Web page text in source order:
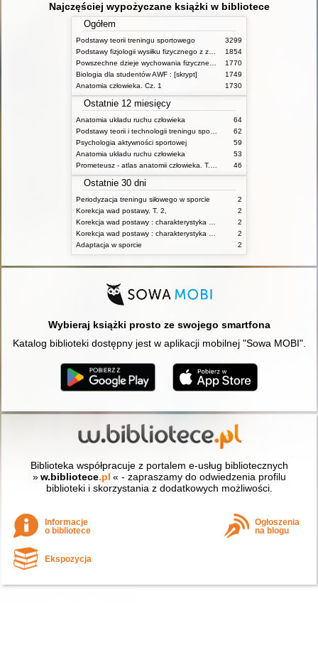
Najczęściej wypożyczane książki w bibliotece
Ogółem
Podstawy teorii treningu sportowego
3299
1854
1770
Biologia dla studentów AWF : [skrypt]
1749
Anatomia człowieka. Cz. 1
1730
Ostatnie 12 miesięcy
Anatomia układu ruchu człowieka
64
62
Psychologia aktywności sportowej
59
Anatomia układu ruchu człowieka
53
46
Ostatnie 30 dni
Periodyzacja treningu siłowego w sporcie
2
Korekcja wad postawy. T. 2,
2
2
2
Adaptacja w sporcie
2
Wybieraj książki prosto ze swojego smartfona
Katalog biblioteki dostępny jest w aplikacji mobilnej "Sowa MOBI".
Biblioteka współpracuje z portalem e-usług bibliotecznych
» w.bibliotece.pl « - zapraszamy do odwiedzenia profilu
biblioteki i skorzystania z dodatkowych możliwości.
Informacje
o bibliotece
Ogłoszenia
na blogu
Ekspozycja